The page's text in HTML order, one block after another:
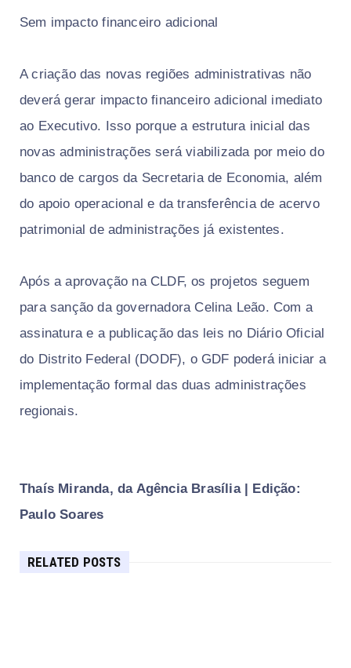
Sem impacto financeiro adicional
A criação das novas regiões administrativas não
deverá gerar impacto financeiro adicional imediato
ao Executivo. Isso porque a estrutura inicial das
novas administrações será viabilizada por meio do
banco de cargos da Secretaria de Economia, além
do apoio operacional e da transferência de acervo
patrimonial de administrações já existentes.
Após a aprovação na CLDF, os projetos seguem
para sanção da governadora Celina Leão. Com a
assinatura e a publicação das leis no Diário Oficial
do Distrito Federal (DODF), o GDF poderá iniciar a
implementação formal das duas administrações
regionais.
Thaís Miranda, da Agência Brasília | Edição:
Paulo Soares
RELATED POSTS